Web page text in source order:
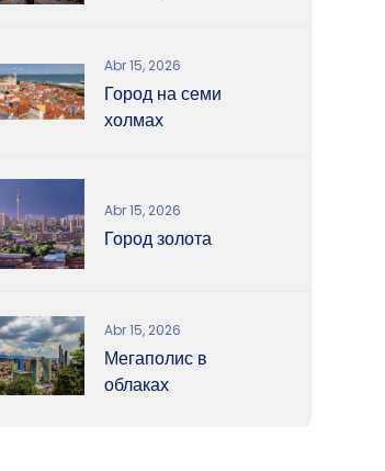
Abr 15, 2026
Город на семи
холмах
Abr 15, 2026
Город золота
Abr 15, 2026
Мегаполис в
облаках